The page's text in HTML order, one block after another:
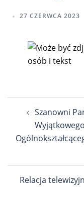
27 CZERWCA 2023
wpisu Szanowni
Relacja